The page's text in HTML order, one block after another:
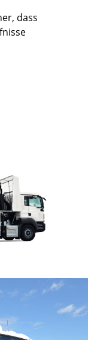
dass